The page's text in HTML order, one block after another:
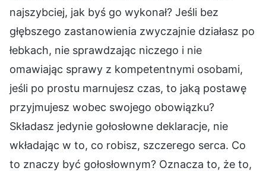
najszybciej, jak byś go wykonał? Jeśli bez
głębszego zastanowienia zwyczajnie działasz po
łebkach, nie sprawdzając niczego i nie
omawiając sprawy z kompetentnymi osobami,
jeśli po prostu marnujesz czas, to jaką postawę
przyjmujesz wobec swojego obowiązku?
Składasz jedynie gołosłowne deklaracje, nie
wkładając w to, co robisz, szczerego serca. Co
to znaczy być gołosłownym? Oznacza to, że to,